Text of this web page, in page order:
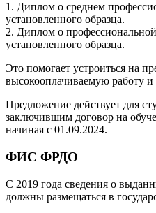
1. Диплом о среднем
установленного образца.
2. Диплом о
установленного образца.
Это помогает устроиться на
высокооплачиваемую работу
Предложение действует для
заключившим договор на
начиная с 01.09.2024.
ФИС ФРДО
С 2019 года сведения о
должны размещаться в